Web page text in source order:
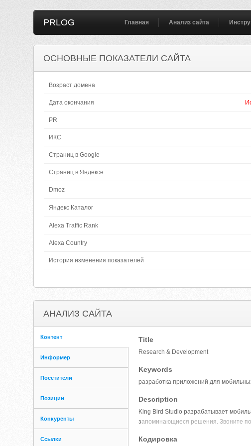
PRLOG Главная Анализ сайта
ОСНОВНЫЕ ПОКАЗАТЕЛИ САЙТА
Возраст домена
Дата окончания
PR
ИКС
Страниц в Google
Страниц в Яндексе
Dmoz
Яндекс Каталог
Alexa Traffic Rank
Alexa Country
История изменения показателей
АНАЛИЗ САЙТА
Контент
Информер
Посетители
Позиции
Конкуренты
Ссылки
Title
Research & Development
Keywords
разработка приложений для
Description
King Bird Studio разрабатывает
запоминающиеся решения. Звоните
Кодировка